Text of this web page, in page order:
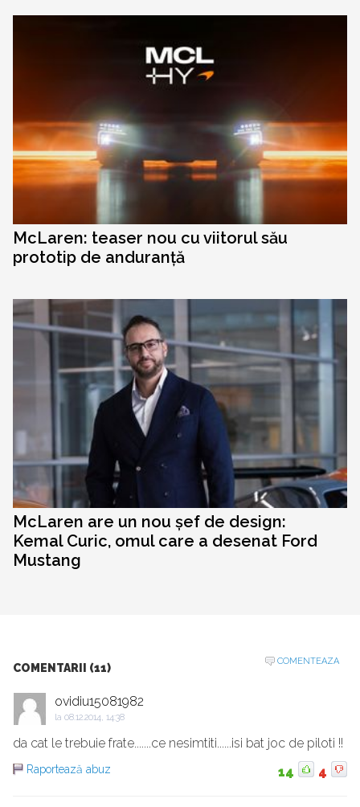
McLaren: teaser nou cu viitorul său
prototip de anduranță
McLaren are un nou șef de design:
Kemal Curic, omul care a desenat Ford
Mustang
COMENTARII (11)
COMENTEAZA
ovidiu15081982
la 08.12.2014, 14:38
da cat le trebuie frate.......ce nesimtiti......isi bat joc de piloti !!
Raportează abuz 14 4